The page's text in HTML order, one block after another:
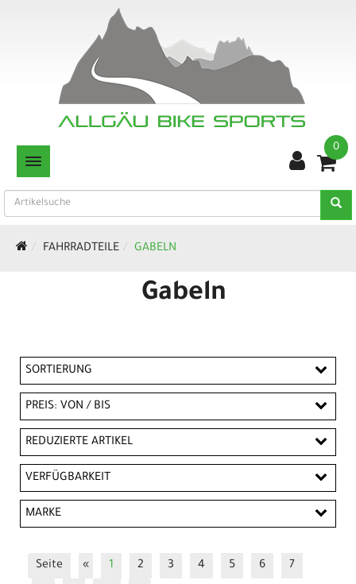
TOGGLE NAVIGATION
0
FAHRRADTEILE GABELN
Gabeln
SORTIERUNG
PREIS: VON / BIS
EUR
REDUZIERTE ARTIKEL
Reduzierte Artikel
VERFÜGBARKEIT
MARKE
Seite « 1 2 3 4 5 6
7